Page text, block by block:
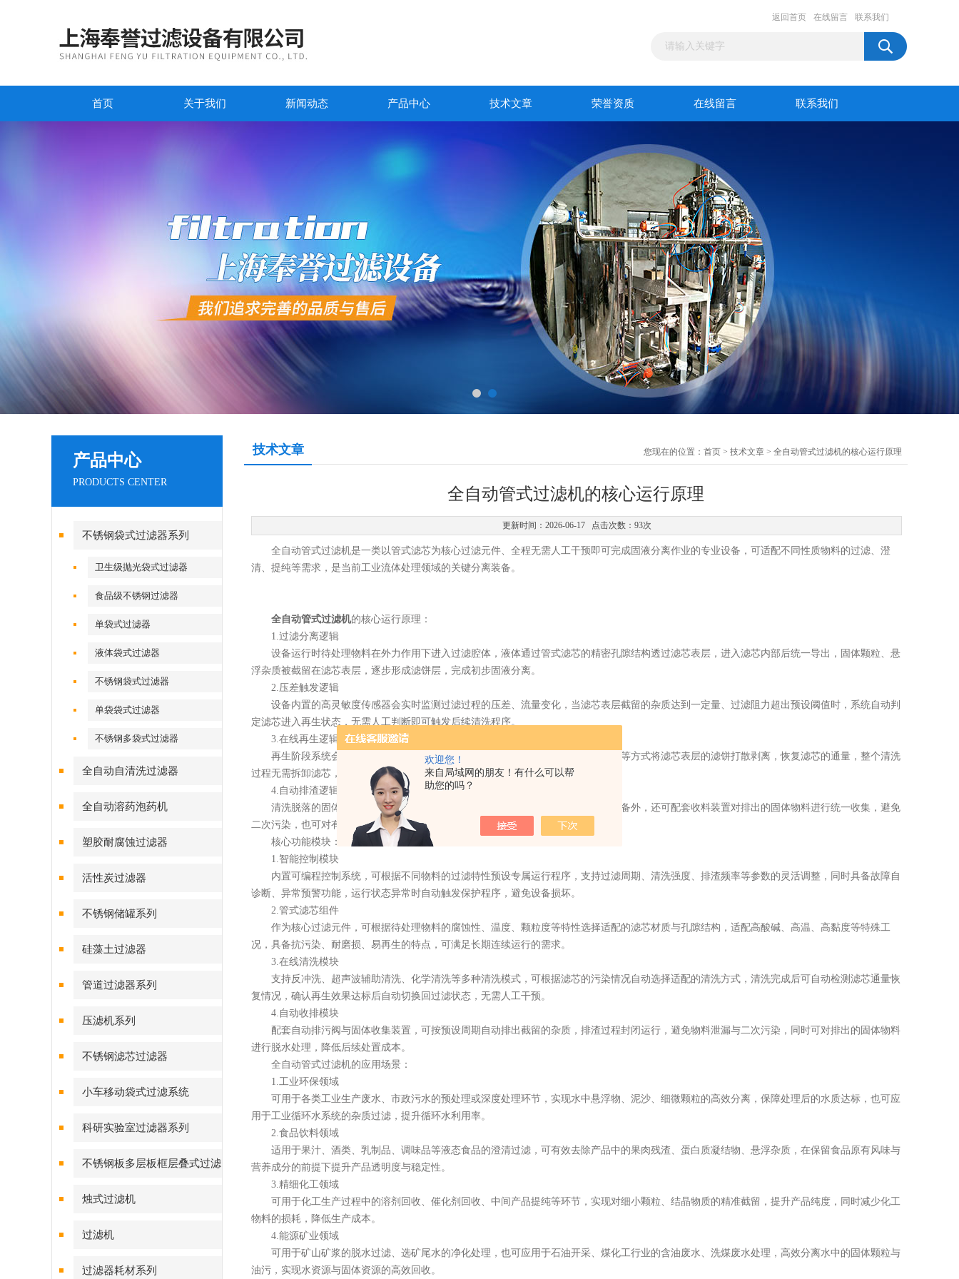
欢迎您！
来自局域网的朋友！有什么可以帮
助您的吗？
返回首页 在线留言 联系我们
首页 关于我们 新闻动态 产品中心 技术文章 荣誉资质 在线留言 联系我们
产品中心
PRODUCTS CENTER
不锈钢袋式过滤器系列
卫生级抛光袋式过滤器
食品级不锈钢过滤器
单袋式过滤器
液体袋式过滤器
不锈钢袋式过滤器
单袋袋式过滤器
不锈钢多袋式过滤器
全自动自清洗过滤器
全自动溶药泡药机
塑胶耐腐蚀过滤器
活性炭过滤器
不锈钢储罐系列
硅藻土过滤器
管道过滤器系列
压滤机系列
不锈钢滤芯过滤器
小车移动袋式过滤系统
科研实验室过滤器系列
不锈钢板多层板框层叠式过滤
器系列
烛式过滤机
过滤机
过滤器耗材系列
技术文章 您现在的位置： 首页 > 技术文章 > 全自动管式过滤机的核心运行原理
全自动管式过滤机的核心运行原理
更新时间：2026-06-17 点击次数：93次
全自动管式过滤机是一类以管式滤芯为核心过滤元件、全程无需人工干预即可完成固液分离作业的专业设备，可适配不同性质物料的过滤、澄
清、提纯等需求，是当前工业流体处理领域的关键分离装备。
全自动管式过滤机的核心运行原理：
1.过滤分离逻辑
设备运行时待处理物料在外力作用下进入过滤腔体，液体通过管式滤芯的精密孔隙结构透过滤芯表层，进入滤芯内部后统一导出，固体颗粒、悬
浮杂质被截留在滤芯表层，逐步形成滤饼层，完成初步固液分离。
2.压差触发逻辑
设备内置的高灵敏度传感器会实时监测过滤过程的压差、流量变化，当滤芯表层截留的杂质达到一定量、过滤阻力超出预设阈值时，系统自动判
定滤芯进入再生状态，无需人工判断即可触发后续清洗程序。
3.在线再生逻辑
再生阶段系统会向过滤腔体内注入反向清洗介质，通过反向水流冲刷、脉冲振动等方式将滤芯表层的滤饼打散剥离，恢复滤芯的通量，整个清洗
过程无需拆卸滤芯，可在设备运行过程中快速完成。
4.自动排渣逻辑
清洗脱落的固体杂质会随清洗介质进入排渣通道，通过自动排污机构定期排出设备外，还可配套收料装置对排出的固体物料进行统一收集，避免
二次污染，也可对有回收价值的杂质进行资源化再利用。
核心功能模块：
1.智能控制模块
内置可编程控制系统，可根据不同物料的过滤特性预设专属运行程序，支持过滤周期、清洗强度、排渣频率等参数的灵活调整，同时具备故障自
诊断、异常预警功能，运行状态异常时自动触发保护程序，避免设备损坏。
2.管式滤芯组件
作为核心过滤元件，可根据待处理物料的腐蚀性、温度、颗粒度等特性选择适配的滤芯材质与孔隙结构，适配高酸碱、高温、高黏度等特殊工
况，具备抗污染、耐磨损、易再生的特点，可满足长期连续运行的需求。
3.在线清洗模块
支持反冲洗、超声波辅助清洗、化学清洗等多种清洗模式，可根据滤芯的污染情况自动选择适配的清洗方式，清洗完成后可自动检测滤芯通量恢
复情况，确认再生效果达标后自动切换回过滤状态，无需人工干预。
4.自动收排模块
配套自动排污阀与固体收集装置，可按预设周期自动排出截留的杂质，排渣过程封闭运行，避免物料泄漏与二次污染，同时可对排出的固体物料
进行脱水处理，降低后续处置成本。
全自动管式过滤机的应用场景：
1.工业环保领域
可用于各类工业生产废水、市政污水的预处理或深度处理环节，实现水中悬浮物、泥沙、细微颗粒的高效分离，保障处理后的水质达标，也可应
用于工业循环水系统的杂质过滤，提升循环水利用率。
2.食品饮料领域
适用于果汁、酒类、乳制品、调味品等液态食品的澄清过滤，可有效去除产品中的果肉残渣、蛋白质凝结物、悬浮杂质，在保留食品原有风味与
营养成分的前提下提升产品透明度与稳定性。
3.精细化工领域
可用于化工生产过程中的溶剂回收、催化剂回收、中间产品提纯等环节，实现对细小颗粒、结晶物质的精准截留，提升产品纯度，同时减少化工
物料的损耗，降低生产成本。
4.能源矿业领域
可用于矿山矿浆的脱水过滤、选矿尾水的净化处理，也可应用于石油开采、煤化工行业的含油废水、洗煤废水处理，高效分离水中的固体颗粒与
油污，实现水资源与固体资源的高效回收。